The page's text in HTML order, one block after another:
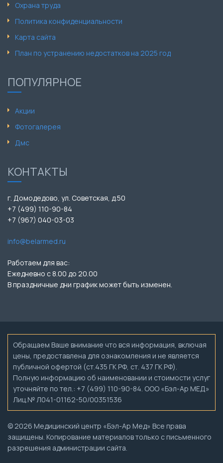
Охрана труда
Политика конфиденциальности
Карта сайта
План по устранению недостатков на 2025 год
ПОПУЛЯРНОЕ
Акции
Фотогалерея
Дмс
КОНТАКТЫ
г. Домодедово, ул. Советская, д.50
+7 (499) 110-90-84
+7 (967) 040-03-03
info@belarmed.ru
Работаем для вас:
Ежедневно с 8.00 до 20.00
В праздничные дни график может быть изменен.
Обращаем Ваше внимание что вся информация, включая
цены, предоставлена для ознакомления и не является
публичной офертой (ст.435 ГК РФ, ст. 437 ГК РФ).
Полную информацию об наименовании и стоимости услуг
уточняйте по тел.: +7 (499) 110-90-84. ООО «Бэл-Ар МЕД»
Лиц.№ Л041-01162-50/00351536
© 2026 Медицинский центр «Бэл-Ар Мед» Все права
защищены. Копирование материалов только с письменного
разрешения администрации сайта.